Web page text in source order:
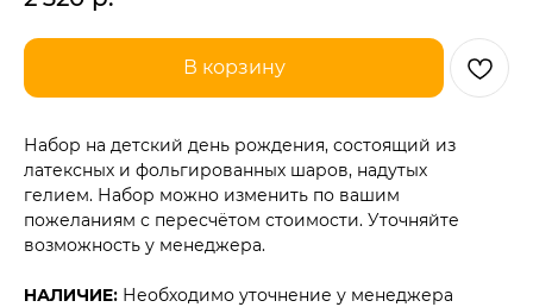
В корзину
Набор на детский день рождения, состоящий из
латексных и фольгированных шаров, надутых
гелием. Набор можно изменить по вашим
пожеланиям с пересчётом стоимости. Уточняйте
возможность у менеджера.
НАЛИЧИЕ: Необходимо уточнение у менеджера